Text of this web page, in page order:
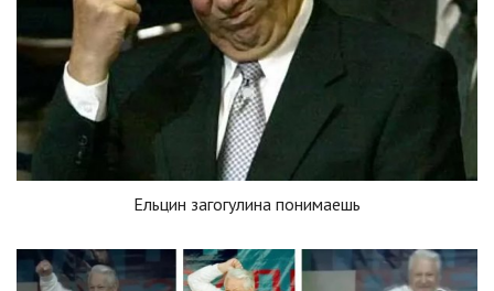
Ельцин загогулина понимаешь